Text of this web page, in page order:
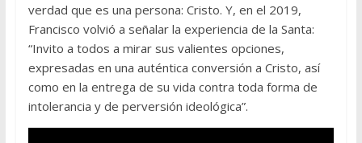
verdad que es una persona: Cristo. Y, en el 2019,
Francisco volvió a señalar la experiencia de la Santa:
“Invito a todos a mirar sus valientes opciones,
expresadas en una auténtica conversión a Cristo, así
como en la entrega de su vida contra toda forma de
intolerancia y de perversión ideológica”.